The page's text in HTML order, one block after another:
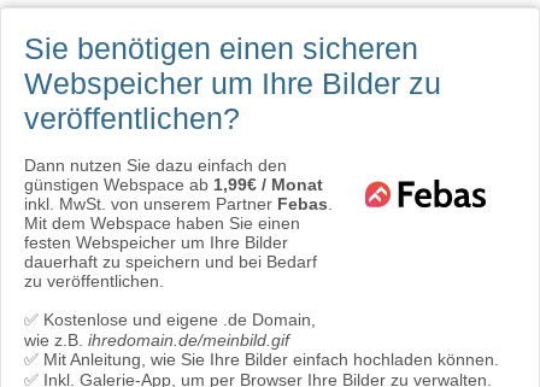
Sie benötigen einen sicheren
Webspeicher um Ihre Bilder zu
veröffentlichen?
Dann nutzen Sie dazu einfach den
günstigen Webspace ab 1,99€ / Monat
inkl. MwSt. von unserem Partner Febas
Mit dem Webspace haben Sie einen
festen Webspeicher um Ihre Bilder
dauerhaft zu speichern und bei Bedarf
zu veröffentlichen.
✅ Kostenlose und eigene .de Domain,
wie z.B. ihredomain.de/meinbild.gif
✅ Mit Anleitung, wie Sie Ihre Bilder einfach hochladen können.
✅ Inkl. Galerie-App, um per Browser Ihre Bilder zu verwalten.